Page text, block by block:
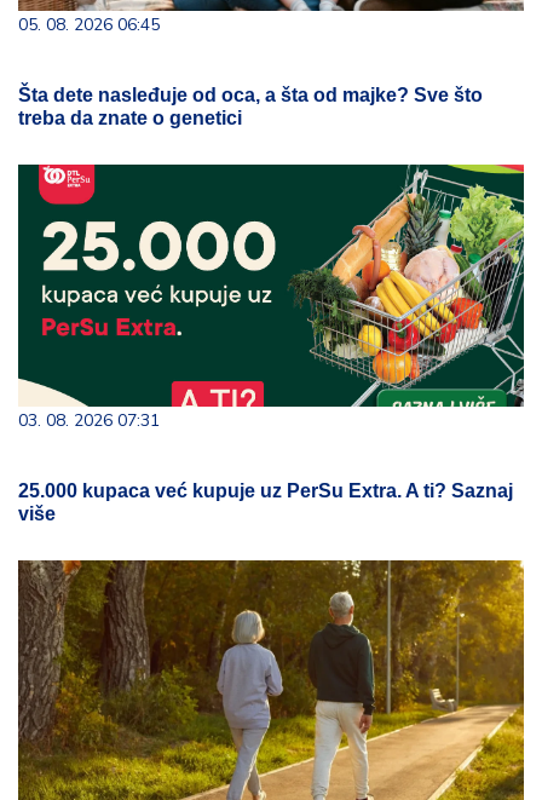
05. 08. 2026 06:45
Šta dete nasleđuje od oca, a šta od majke? Sve što
treba da znate o genetici
03. 08. 2026 07:31
25.000 kupaca već kupuje uz PerSu Extra. A ti? Saznaj
više